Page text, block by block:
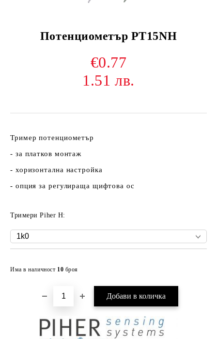
Потенциометър PT15NH
€0.77
1.51 лв.
Тример потенциометър
- за платков монтаж
- хоризонтална настройка
- опция за регулираща щифтова ос
Тримери Piher H:
Има в наличност 10 броя